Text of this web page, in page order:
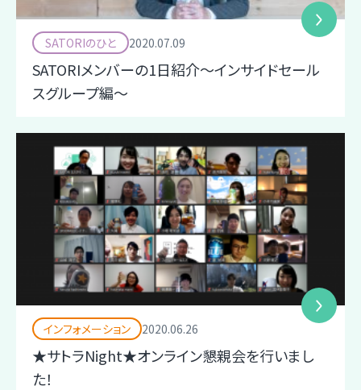
SATORIのひと 2020.07.09
SATORIメンバーの1日紹介～インサイドセール
スグループ編～
インフォメーション 2020.06.26
★サトラNight★オンライン懇親会を行いまし
た！